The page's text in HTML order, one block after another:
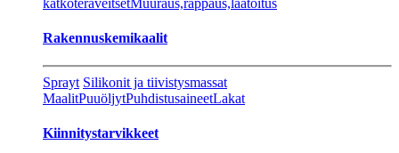
Rakennuskemikaalit
Sprayt Silikonit ja tiivistysmassat
MaalitPuuöljytPuhdistusaineetLakat
Kiinnitystarvikkeet